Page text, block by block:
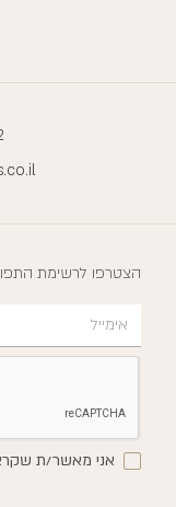
הצטרפו לרשימת
אני מאשר/ת